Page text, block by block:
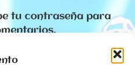
tu contraseña para
protegido por
verlo introduce la